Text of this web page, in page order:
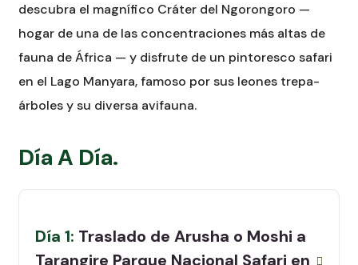
descubra el magnífico Cráter del Ngorongoro —
hogar de una de las concentraciones más altas de
fauna de África — y disfrute de un pintoresco safari
en el Lago Manyara, famoso por sus leones trepa-
árboles y su diversa avifauna.
Día A Día.
Día 1: Traslado de Arusha o Moshi a
Tarangire Parque Nacional Safari en